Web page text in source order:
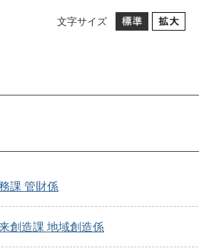
文字サイズ
課 管財係
創造課 地域創造係